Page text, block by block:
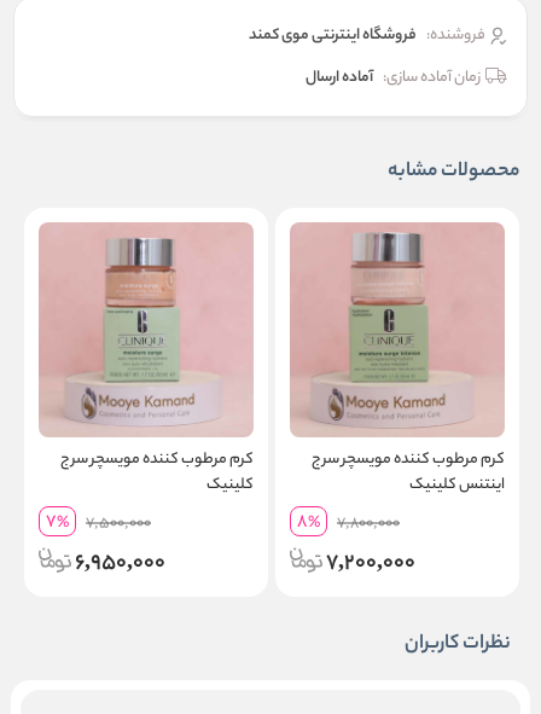
فروشنده: فروشگاه اینترنتی موی کمند
زمان آماده سازی: آماده ارسال
محصولات مشابه
کرم مرطوب کننده مویسچر سرج
اینتنس کلینیک
7,800,000
8%
7,200,000
کرم مرطوب کننده مویسچر سرج
کلینیک
7,500,000
7%
6,950,000
نظرات کاربران